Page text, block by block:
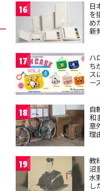
16
日
を
め
新
17
ハ
ち
ス
ー
18
自
和
意
理
19
教
沼
水
し